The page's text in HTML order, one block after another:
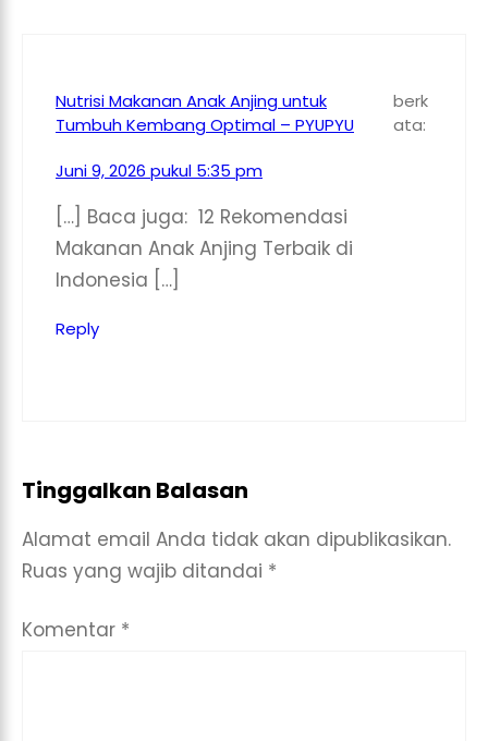
Nutrisi Makanan Anak Anjing untuk
Tumbuh Kembang Optimal – PYUPYU
berk
ata:
Juni 9, 2026 pukul 5:35 pm
[…] Baca juga: 12 Rekomendasi
Makanan Anak Anjing Terbaik di
Indonesia […]
Reply
Tinggalkan Balasan
Alamat email Anda tidak akan dipublikasikan.
Ruas yang wajib ditandai *
Komentar *